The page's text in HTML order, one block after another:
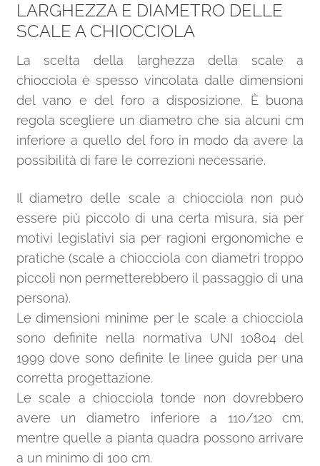
LARGHEZZA E DIAMETRO DELLE
SCALE A CHIOCCIOLA
La scelta della larghezza della scale a
chiocciola è spesso vincolata dalle dimensioni
del vano e del foro a disposizione. È buona
regola scegliere un diametro che sia alcuni cm
inferiore a quello del foro in modo da avere la
possibilità di fare le correzioni necessarie.
Il diametro delle scale a chiocciola non può
essere più piccolo di una certa misura, sia per
motivi legislativi sia per ragioni ergonomiche e
pratiche (scale a chiocciola con diametri troppo
piccoli non permetterebbero il passaggio di una
persona).
Le dimensioni minime per le scale a chiocciola
sono definite nella normativa UNI 10804 del
1999 dove sono definite le linee guida per una
corretta progettazione.
Le scale a chiocciola tonde non dovrebbero
avere un diametro inferiore a 110/120 cm,
mentre quelle a pianta quadra possono arrivare
a un minimo di 100 cm.